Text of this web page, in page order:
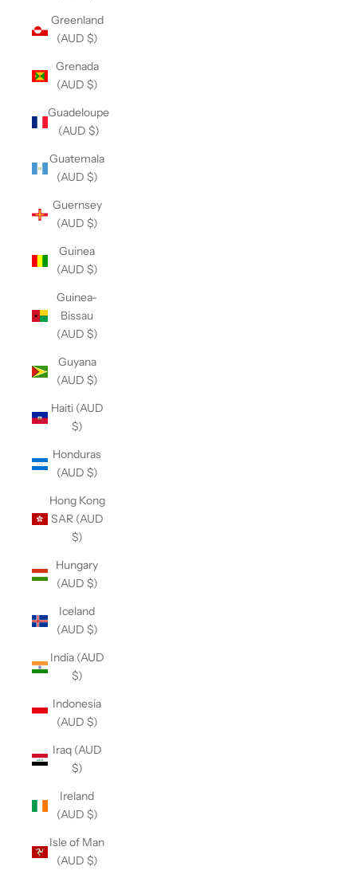
Greenland
(AUD $)
Grenada
(AUD $)
Guadeloupe
(AUD $)
Guatemala
(AUD $)
Guernsey
(AUD $)
Guinea
(AUD $)
Guinea-
Bissau
(AUD $)
Guyana
(AUD $)
Haiti (AUD
$)
Honduras
(AUD $)
Hong Kong
SAR (AUD
$)
Hungary
(AUD $)
Iceland
(AUD $)
India (AUD
$)
Indonesia
(AUD $)
Iraq (AUD
$)
Ireland
(AUD $)
Isle of Man
(AUD $)